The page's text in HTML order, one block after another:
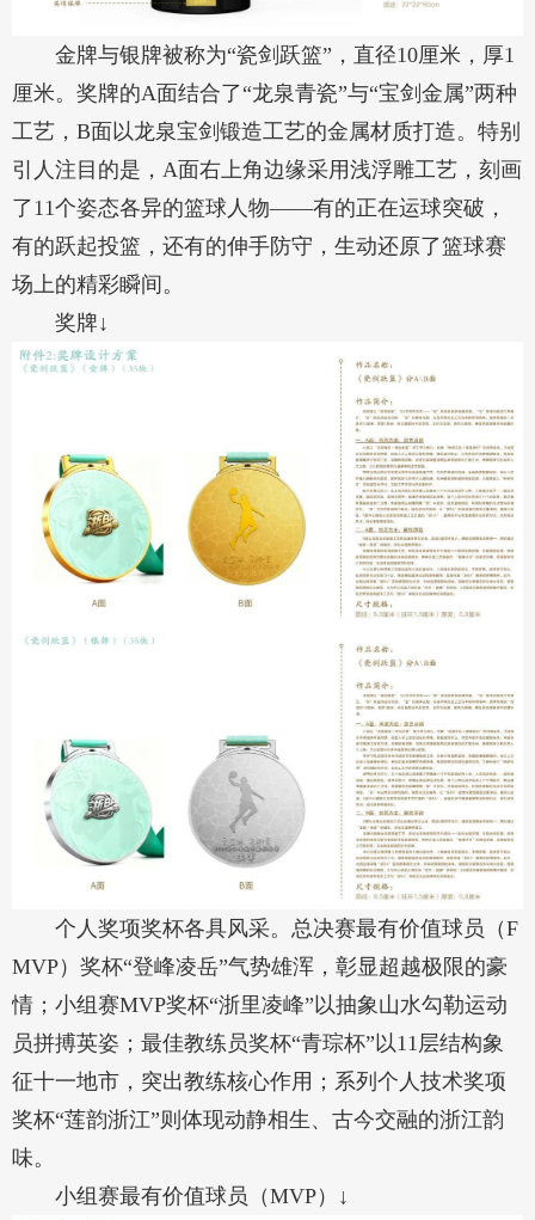
金牌与银牌被称为“瓷剑跃篮”，直径10厘米，厚1
厘米。奖牌的A面结合了“龙泉青瓷”与“宝剑金属”两种
工艺，B面以龙泉宝剑锻造工艺的金属材质打造。特别
引人注目的是，A面右上角边缘采用浅浮雕工艺，刻画
了11个姿态各异的篮球人物——有的正在运球突破，
有的跃起投篮，还有的伸手防守，生动还原了篮球赛
场上的精彩瞬间。
奖牌↓
个人奖项奖杯各具风采。总决赛最有价值球员（F
MVP）奖杯“登峰凌岳”气势雄浑，彰显超越极限的豪
情；小组赛MVP奖杯“浙里凌峰”以抽象山水勾勒运动
员拼搏英姿；最佳教练员奖杯“青琮杯”以11层结构象
征十一地市，突出教练核心作用；系列个人技术奖项
奖杯“莲韵浙江”则体现动静相生、古今交融的浙江韵
味。
小组赛最有价值球员（MVP）↓